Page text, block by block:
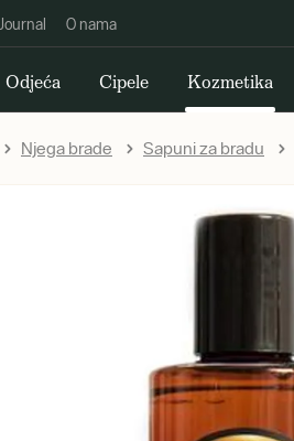
Journal O nama
Odjeća Cipele Kozmetika
Njega brade Sapuni za bradu